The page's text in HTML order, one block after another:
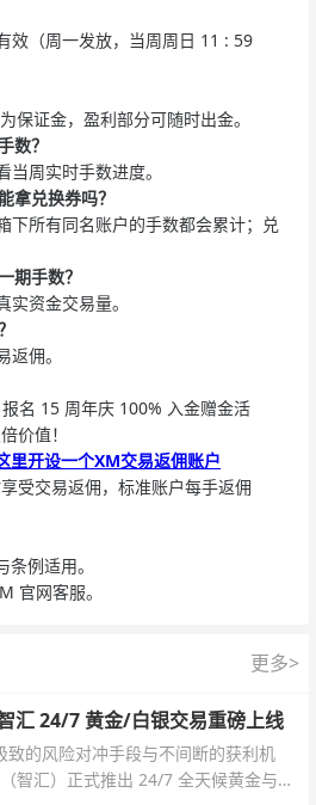
效（周一发放，当周周日 11 : 59
保证金，盈利部分可随时出金。
数？
周实时手数进度。
拿兑换券吗？
下所有同名账户的手数都会累计；兑
期手数？
资金交易量。
佣。
名 15 周年庆 100% 入金赠金活
价值！
里开设一个XM交易返佣账户
受交易返佣，标准账户每手返佣
例适用。
官网客服。
更多>
24/7 黄金/白银交易重磅上线
致的风险对冲手段与不间断的获利机
智汇）正式推出 24/7 全天候黄金与白